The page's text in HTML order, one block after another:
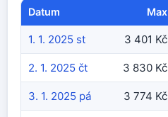
Datum Max
1. 1. 2025 st 3 401 Kč
2. 1. 2025 čt 3 830 Kč
3. 1. 2025 pá 3 774 Kč